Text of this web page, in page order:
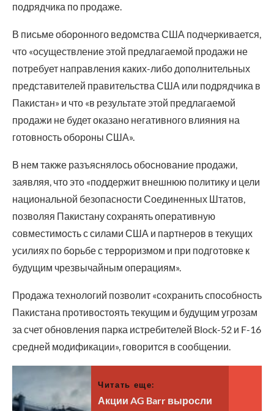
подрядчика по продаже.
В письме оборонного ведомства США подчеркивается,
что «осуществление этой предлагаемой продажи не
потребует направления каких-либо дополнительных
представителей правительства США или подрядчика в
Пакистан» и что «в результате этой предлагаемой
продажи не будет оказано негативного влияния на
готовность обороны США».
В нем также разъяснялось обоснование продажи,
заявляя, что это «поддержит внешнюю политику и цели
национальной безопасности Соединенных Штатов,
позволяя Пакистану сохранять оперативную
совместимость с силами США и партнеров в текущих
усилиях по борьбе с терроризмом и при подготовке к
будущим чрезвычайным операциям».
Продажа технологий позволит «сохранить способность
Пакистана противостоять текущим и будущим угрозам
за счет обновления парка истребителей Block-52 и F-16
средней модификации», говорится в сообщении.
Читать еще:
Акции AG Barr выросли